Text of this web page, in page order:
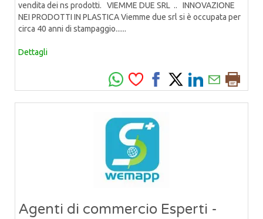
vendita dei ns prodotti. VIEMME DUE SRL .. INNOVAZIONE
NEI PRODOTTI IN PLASTICA Viemme due srl si è occupata per
circa 40 anni di stampaggio......
Dettagli
Agenti di commercio Esperti -